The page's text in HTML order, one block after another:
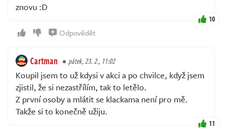
znovu :D
10
Odpovědět
Cartman pátek, 23. 2., 11:02
Koupil jsem to už kdysi v akci a po chvilce, když jsem
zjistil, že si nezastřílím, tak to letělo.
Z první osoby a mlátit se klackama není pro mě.
Takže si to konečně užiju.
11